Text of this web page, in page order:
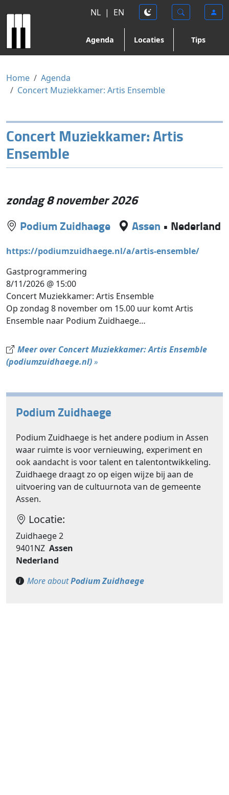
NL | EN
Agenda Locaties Tips
Home
Agenda
Concert Muziekkamer: Artis Ensemble
Concert Muziekkamer: Artis
Ensemble
zondag 8 november 2026
Podium Zuidhaege Assen • Nederland
https://podiumzuidhaege.nl/a/artis-ensemble/
Gastprogrammering
8/11/2026 @ 15:00
Concert Muziekkamer: Artis Ensemble
Op zondag 8 november om 15.00 uur komt Artis
Ensemble naar Podium Zuidhaege…
Meer over Concert Muziekkamer: Artis Ensemble
(podiumzuidhaege.nl)»
Podium Zuidhaege
Podium Zuidhaege is het andere podium in Assen
waar ruimte is voor vernieuwing, experiment en
ook aandacht is voor talent en talentontwikkeling.
Zuidhaege draagt zo op eigen wijze bij aan de
uitvoering van de cultuurnota van de gemeente
Assen.
Locatie:
Zuidhaege 2
9401NZ Assen
Nederland
More aboutPodium Zuidhaege